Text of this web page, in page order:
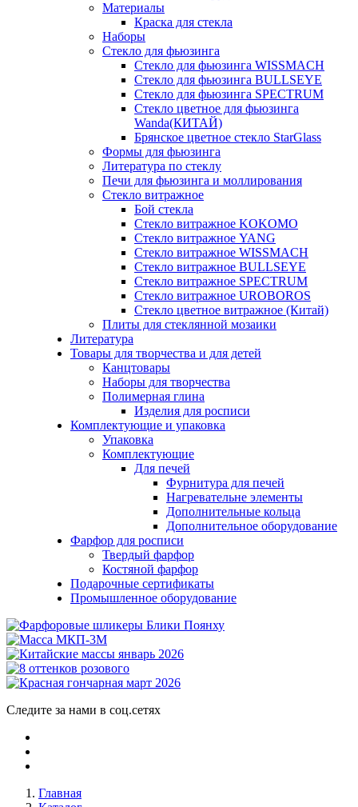
Материалы
Краска для стекла
Наборы
Стекло для фьюзинга
Стекло для фьюзинга WISSMACH
Стекло для фьюзинга BULLSEYE
Стекло для фьюзинга SPECTRUM
Стекло цветное для фьюзинга
Wanda(КИТАЙ)
Брянское цветное стекло StarGlass
Формы для фьюзинга
Литература по стеклу
Печи для фьюзинга и моллирования
Стекло витражное
Бой стекла
Стекло витражное KOKOMO
Стекло витражное YANG
Стекло витражное WISSMACH
Стекло витражное BULLSEYE
Стекло витражное SPECTRUM
Стекло витражное UROBOROS
Стекло цветное витражное (Китай)
Плиты для стеклянной мозаики
Литература
Товары для творчества и для детей
Канцтовары
Наборы для творчества
Полимерная глина
Изделия для росписи
Комплектующие и упаковка
Упаковка
Комплектующие
Для печей
Фурнитура для печей
Нагревательне элементы
Дополнительные кольца
Дополнительное оборудование
Фарфор для росписи
Твердый фарфор
Костяной фарфор
Подарочные сертификаты
Промышленное оборудование
Следите за нами в соц.сетях
Главная